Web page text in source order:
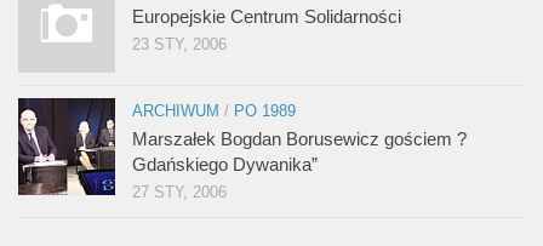
Europejskie Centrum Solidarności
23 STY, 2006
ARCHIWUM / PO 1989
Marszałek Bogdan Borusewicz gościem ?
Gdańskiego Dywanika”
27 STY, 2006